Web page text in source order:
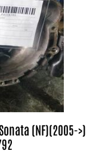
(NF)(2005->)